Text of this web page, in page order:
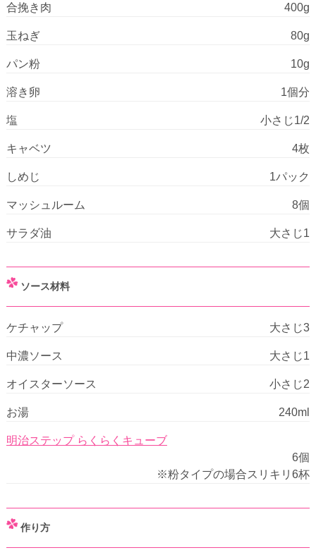
合挽き肉 400g
玉ねぎ 80g
パン粉 10g
溶き卵 1個分
塩 小さじ1/2
キャベツ 4枚
しめじ 1パック
マッシュルーム 8個
サラダ油 大さじ1
ソース材料
ケチャップ 大さじ3
中濃ソース 大さじ1
オイスターソース 小さじ2
お湯 240ml
明治ステップ らくらくキューブ
6個
※粉タイプの場合スリキリ6杯
作り方